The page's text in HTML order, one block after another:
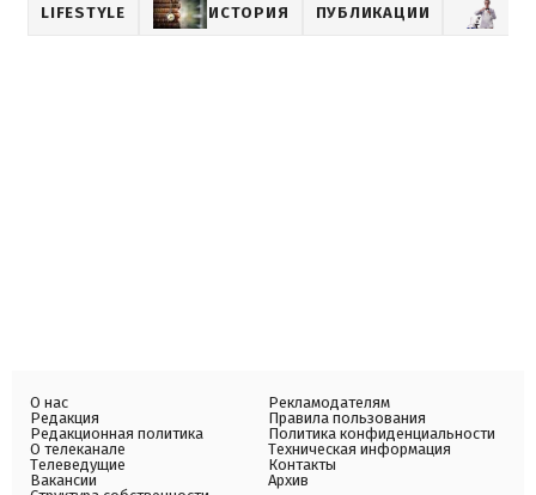
LIFESTYLE ИСТОРИЯ ПУБЛИКАЦИИ
О нас
Редакция
Редакционная политика
О телеканале
Телеведущие
Вакансии
Рекламодателям
Правила пользования
Политика конфиденциальности
Техническая информация
Контакты
Архив